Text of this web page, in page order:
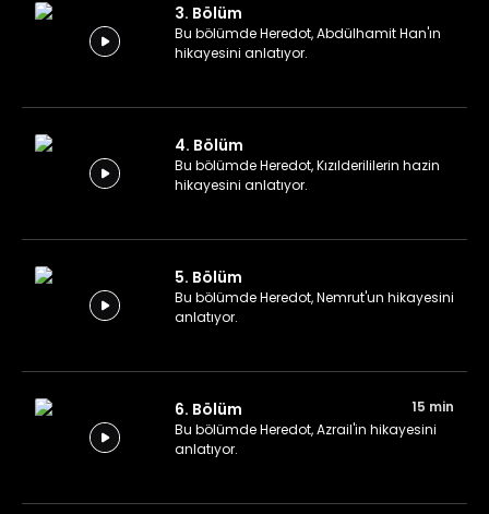
3. Bölüm
Bu bölümde Heredot, Abdülhamit Han'ın
hikayesini anlatıyor.
4. Bölüm
Bu bölümde Heredot, Kızılderililerin hazin
hikayesini anlatıyor.
5. Bölüm
Bu bölümde Heredot, Nemrut'un hikayesini
anlatıyor.
6. Bölüm
15 min
Bu bölümde Heredot, Azrail'in hikayesini
anlatıyor.